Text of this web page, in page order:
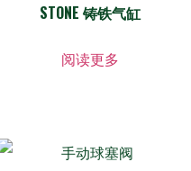
STONE 铸铁气缸
阅读更多